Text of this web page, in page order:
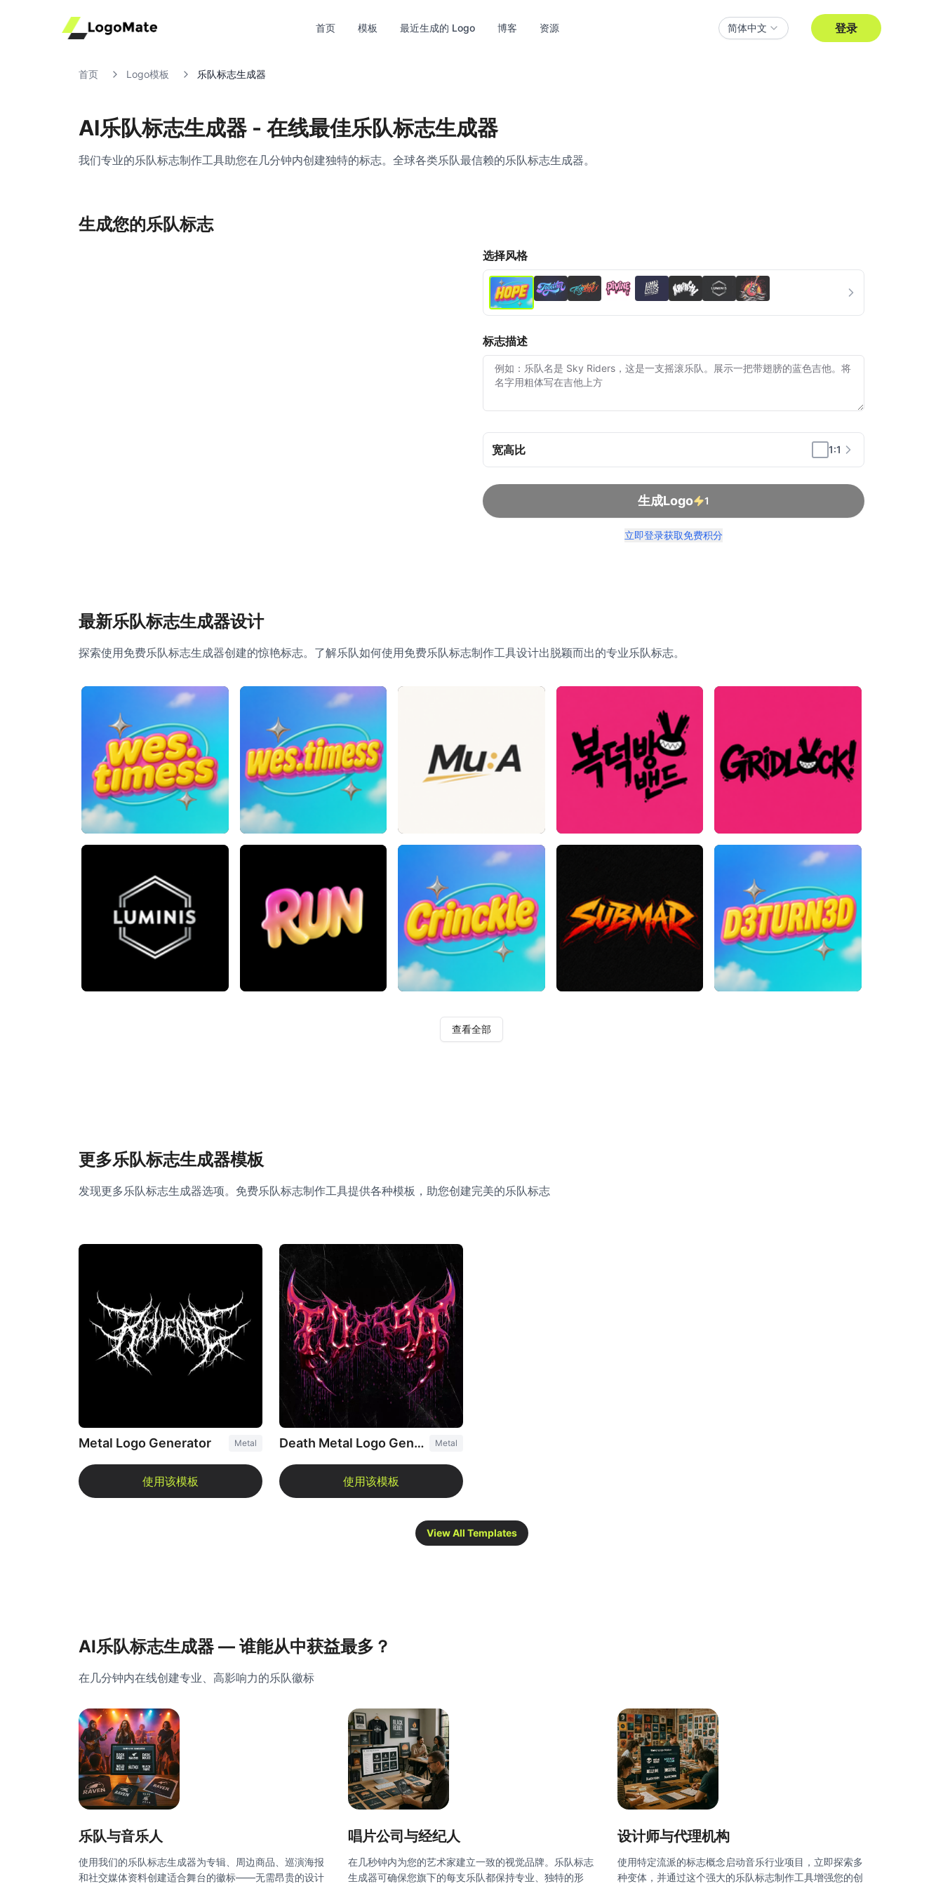
首页 模板 最近生成的 Logo 博客 资源 简体中文 登录
首页 Logo模板 乐队标志生成器
AI乐队标志生成器 - 在线最佳乐队标志生成器
我们专业的乐队标志制作工具助您在几分钟内创建独特的标志。全球各类乐队最信赖的乐队标志生成器。
生成您的乐队标志
选择风格
标志描述
宽高比 1:1
生成Logo 1
立即登录获取免费积分
最新乐队标志生成器设计
探索使用免费乐队标志生成器创建的惊艳标志。了解乐队如何使用免费乐队标志制作工具设计出脱颖而出的专业乐队标志。
查看全部
更多乐队标志生成器模板
发现更多乐队标志生成器选项。免费乐队标志制作工具提供各种模板，助您创建完美的乐队标志
Metal Logo Generator Metal Death Metal Logo Generator Metal
View All Templates
AI乐队标志生成器 — 谁能从中获益最多？
在几分钟内在线创建专业、高影响力的乐队徽标
乐队与音乐人
使用我们的乐队标志生成器为专辑、周边商品、巡演海报
和社交媒体资料创建适合舞台的徽标——无需昂贵的设计
唱片公司与经纪人
在几秒钟内为您的艺术家建立一致的视觉品牌。乐队标志
生成器可确保您旗下的每支乐队都保持专业、独特的形
设计师与代理机构
使用特定流派的标志概念启动音乐行业项目，立即探索多
种变体，并通过这个强大的乐队标志制作工具增强您的创